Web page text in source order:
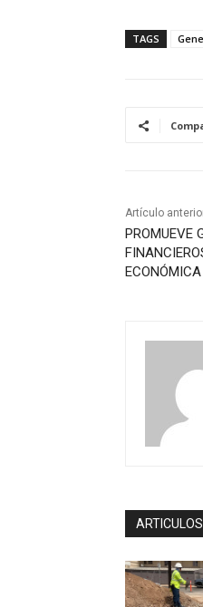
TAGS
Artículo
PROMUEVE